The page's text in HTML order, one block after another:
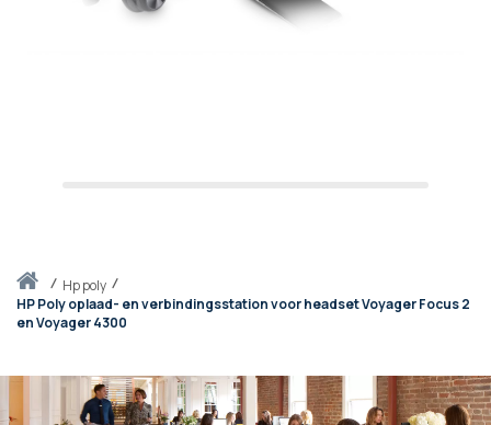
Thuishp poly
HP Poly oplaad- en verbindingsstation voor headset Voyager Focus 2
en Voyager 4300